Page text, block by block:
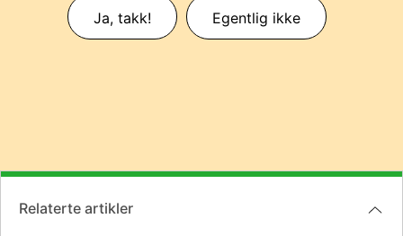
Ja, takk! Egentlig ikke
Relaterte artikler